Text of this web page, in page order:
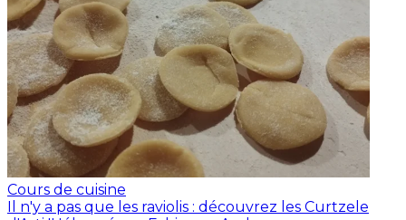
Cours de cuisine
Il n'y a pas que les raviolis : découvrez les Curtzele